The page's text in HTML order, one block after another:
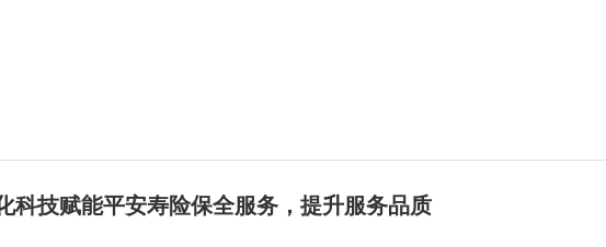
科技赋能平安寿险保全服务，提升服务品质